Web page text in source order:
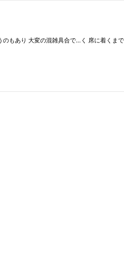
もあり 大変の混雑具合で…く 席に着くま